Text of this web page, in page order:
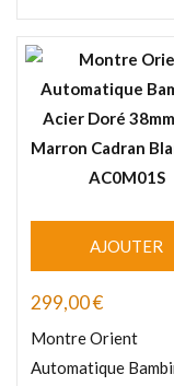
AJOUTER
299,00€
Montre Orient
Automatique